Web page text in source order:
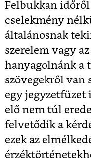
Felbukkan
cselekmény
általánosnak
szerelem vagy
hanyagolnánk a
szövegekről van
egy jegyzetfüzet
elő nem túl
felvetődik a
ezek az